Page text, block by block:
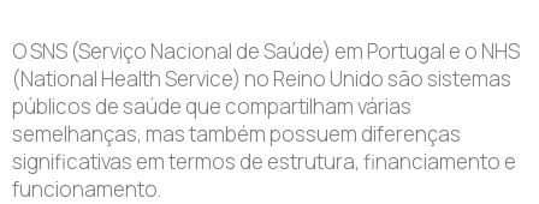
O SNS (Serviço Nacional de Saúde) em Portugal e o NHS
(National Health Service) no Reino Unido são sistemas
públicos de saúde que compartilham várias
semelhanças, mas também possuem diferenças
significativas em termos de estrutura, financiamento e
funcionamento.